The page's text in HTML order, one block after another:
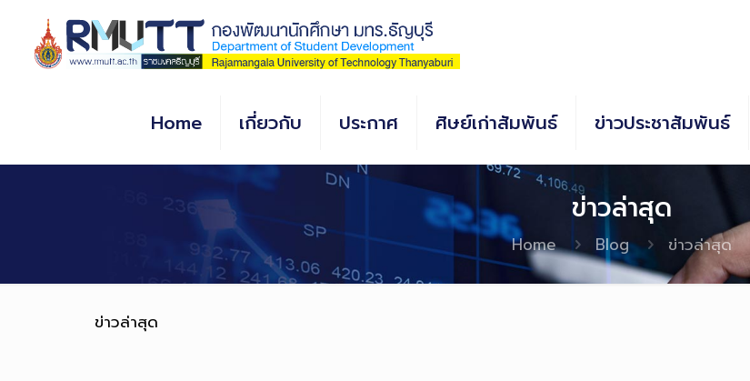
Content
Home เกี่ยวกับ ประกาศ ศิษย์เก่าสัมพันธ์ ข่าวประชาสัมพันธ์
ข่าวล่าสุด
Home Blog ข่าวล่าสุด
ข่าวล่าสุด